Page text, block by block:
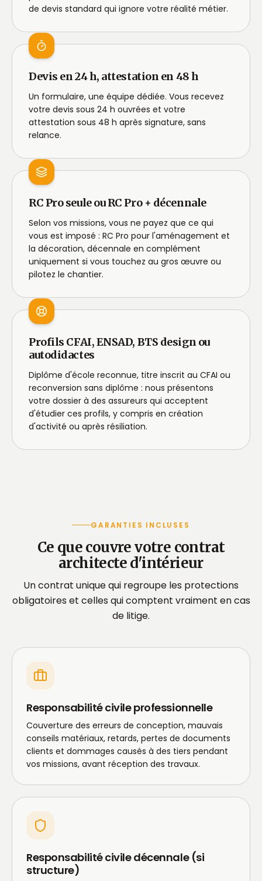
de devis standard qui ignore votre réalité métier.
Devis en 24 h, attestation en 48 h
Un formulaire, une équipe dédiée. Vous recevez
votre devis sous 24 h ouvrées et votre
attestation sous 48 h après signature, sans
relance.
RC Pro seule ou RC Pro + décennale
Selon vos missions, vous ne payez que ce qui
vous est imposé : RC Pro pour l'aménagement et
la décoration, décennale en complément
uniquement si vous touchez au gros œuvre ou
pilotez le chantier.
Profils CFAI, ENSAD, BTS design ou
autodidactes
Diplôme d'école reconnue, titre inscrit au CFAI ou
reconversion sans diplôme : nous présentons
votre dossier à des assureurs qui acceptent
d'étudier ces profils, y compris en création
d'activité ou après résiliation.
GARANTIES INCLUSES
Ce que couvre votre contrat
architecte d'intérieur
Un contrat unique qui regroupe les protections
obligatoires et celles qui comptent vraiment en cas
de litige.
Responsabilité civile professionnelle
Couverture des erreurs de conception, mauvais
conseils matériaux, retards, pertes de documents
clients et dommages causés à des tiers pendant
vos missions, avant réception des travaux.
Responsabilité civile décennale (si
structure)